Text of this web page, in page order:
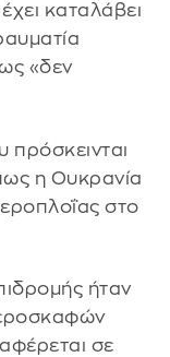
καταλάβει
«δεν
πρόσκεινται
η Ουκρανία
στο
ήταν
σε